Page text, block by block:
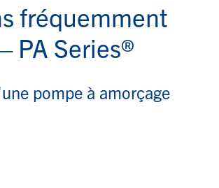
fréquemment
PA Series®
pompe à amorçage